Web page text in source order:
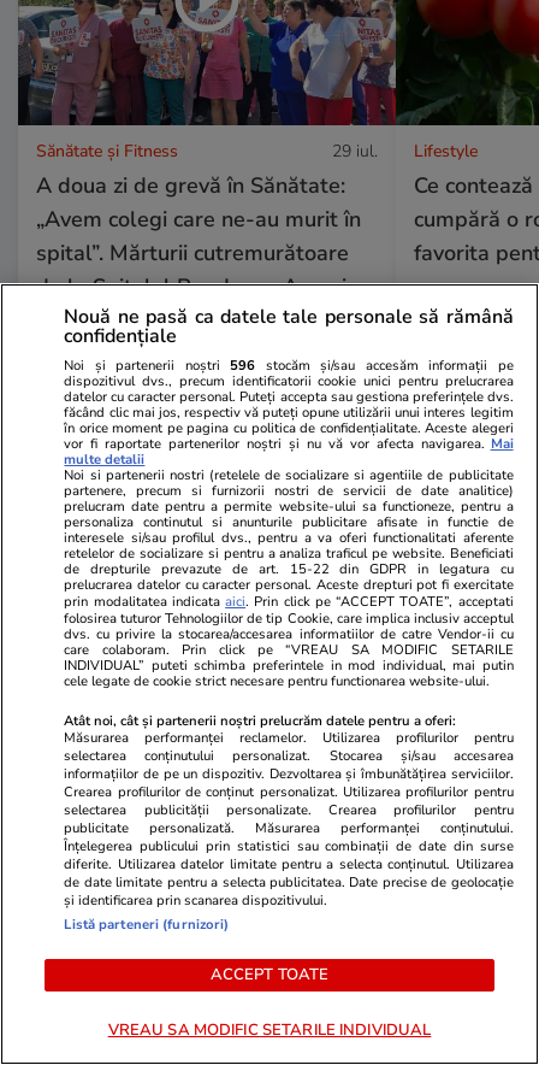
Sănătate și Fitness 29 iul.
A doua zi de grevă în Sănătate:
„Avem colegi care ne-au murit în
spital”. Mărturii cutremurătoare
de la Spitalul Bagdasar-Arseni
Lifestyle
Ce
cumpără o
favorita
Lifestyle 26 iul.
Ploaia de meteori Delta
Aquaride 2026: când o poți
vedea cel mai bine
Lifestyle 27 iul.
Ce este scorțișoara Ceylon și
prin ce se diferențiază
Tehnologie 28 iul.
termică – motive și soluții. Ce să
Nouă ne pasă ca datele tale personale să rămână
confidențiale
Noi și partenerii noștri 596 stocăm și/sau accesăm informații pe
dispozitivul dvs., precum identificatorii cookie unici pentru prelucrarea
datelor cu caracter personal. Puteți accepta sau gestiona preferințele dvs.
făcând clic mai jos, respectiv vă puteți opune utilizării unui interes legitim
în orice moment pe pagina cu politica de confidențialitate. Aceste alegeri
vor fi raportate partenerilor noștri și nu vă vor afecta navigarea. Mai
multe detalii
Noi si partenerii nostri (retelele de socializare si agentiile de publicitate
partenere, precum si furnizorii nostri de servicii de date analitice)
prelucram date pentru a permite website-ului sa functioneze, pentru a
personaliza continutul si anunturile publicitare afisate in functie de
interesele si/sau profilul dvs., pentru a va oferi functionalitati aferente
retelelor de socializare si pentru a analiza traficul pe website. Beneficiati
de drepturile prevazute de art. 15-22 din GDPR in legatura cu
prelucrarea datelor cu caracter personal. Aceste drepturi pot fi exercitate
prin modalitatea indicataaici. Prin click pe “ACCEPT TOATE”, acceptati
folosirea tuturor Tehnologiilor de tip Cookie, care implica inclusiv acceptul
dvs. cu privire la stocarea/accesarea informatiilor de catre Vendor-ii cu
care colaboram. Prin click pe “VREAU SA MODIFIC SETARILE
INDIVIDUAL” puteti schimba preferintele in mod individual, mai putin
cele legate de cookie strict necesare pentru functionarea website-ului.
Atât noi, cât și partenerii noștri prelucrăm datele pentru a oferi:
Măsurarea performanței reclamelor. Utilizarea profilurilor pentru
selectarea conținutului personalizat. Stocarea și/sau accesarea
informațiilor de pe un dispozitiv. Dezvoltarea și îmbunătățirea serviciilor.
Crearea profilurilor de conținut personalizat. Utilizarea profilurilor pentru
selectarea publicității personalizate. Crearea profilurilor pentru
publicitate personalizată. Măsurarea performanței conținutului.
Înțelegerea publicului prin statistici sau combinații de date din surse
diferite. Utilizarea datelor limitate pentru a selecta conținutul. Utilizarea
de date limitate pentru a selecta publicitatea. Date precise de geolocație
și identificarea prin scanarea dispozitivului.
Listă parteneri (furnizori)
ACCEPT TOATE
VREAU SA MODIFIC SETARILE INDIVIDUAL